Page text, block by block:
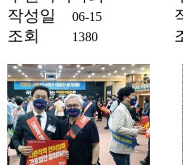
작성일
06-15
조회 1380